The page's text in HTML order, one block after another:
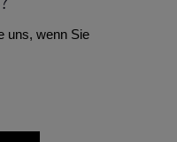
uns, wenn Sie